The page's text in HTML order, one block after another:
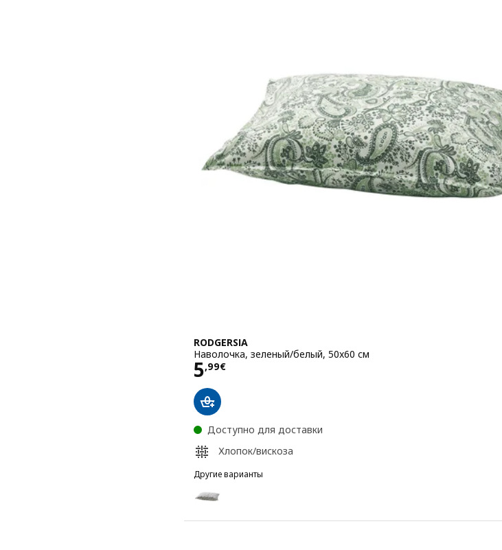
RODGERSIA
Наволочка, зеленый/белый, 50x60 см
5,99€
Цена 5,99€
Доступно для доставки
Хлопок/вискоза
Другие варианты
Вариант: RODGERSIA, Наволочка, серый/белый, 50x60 см
Вариант: RODGERSIA, Наволочка, синий/белый, 50x60 см